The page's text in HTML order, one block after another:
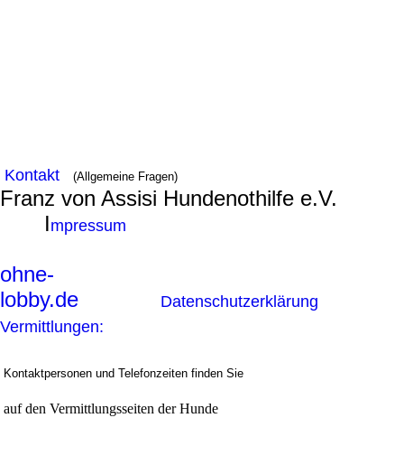
Kontakt (Allgemeine Fragen)
Franz von Assisi Hundenothilfe e.V.
Impressum
ohne-
lobby.de
Datenschutzerklärung
Vermittlungen:
Kontaktpersonen und Telefonzeiten finden Sie
auf den Vermittlungsseiten der Hunde